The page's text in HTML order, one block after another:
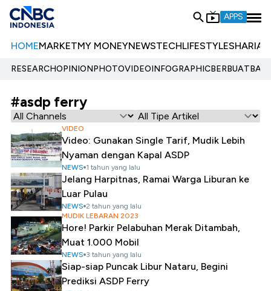
APPS
HOMEMARKETMY MONEYNEWSTECHLIFESTYLESHARIA
RESEARCHOPINIONPHOTOVIDEOINFOGRAPHIC
#asdp ferry
VIDEO
Video: Gunakan Single Tarif, Mudik Lebih
Nyaman dengan Kapal ASDP
NEWS 1 tahun yang lalu
Jelang Harpitnas, Ramai Warga Liburan ke
Luar Pulau
NEWS 2 tahun yang lalu
MUDIK LEBARAN 2023
Hore! Parkir Pelabuhan Merak Ditambah,
Muat 1.000 Mobil
NEWS 3 tahun yang lalu
Siap-siap Puncak Libur Nataru, Begini
Prediksi ASDP Ferry